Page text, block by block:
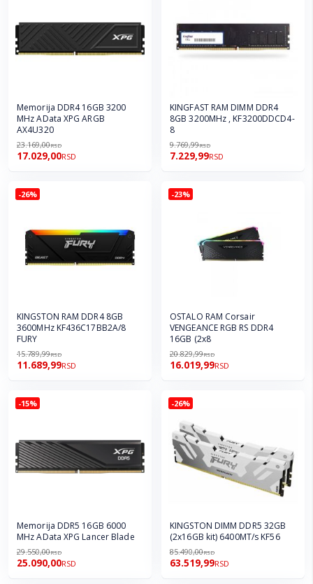
Memorija DDR4 16GB 3200
MHz AData XPG ARGB
AX4U320
23.169,00RSD
17.029,00RSD
KINGFAST RAM DIMM DDR4
8GB 3200MHz , KF3200DDCD4-
8
9.769,99RSD
7.229,99RSD
-26%
KINGSTON RAM DDR4 8GB
3600MHz KF436C17BB2A/8
FURY
15.789,99RSD
11.689,99RSD
-23%
OSTALO RAM Corsair
VENGEANCE RGB RS DDR4
16GB (2x8
20.829,99RSD
16.019,99RSD
-15%
Memorija DDR5 16GB 6000
MHz AData XPG Lancer Blade
29.550,00RSD
25.090,00RSD
-26%
KINGSTON DIMM DDR5 32GB
(2x16GB kit) 6400MT/s KF56
85.490,00RSD
63.519,99RSD